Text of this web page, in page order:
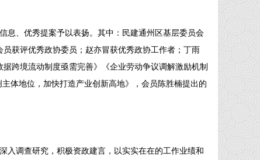
息、优秀提案予以表扬。其中：民建通州区基层委员会
获评优秀政协委员；赵亦冒获优秀政协工作者；丁雨
跨境流动制度亟需完善》《企业劳动争议调解激励机制
体地位，加快打造产业创新高地》，会员陈胜楠提出的
入调查研究，积极资政建言，以实实在在的工作业绩和